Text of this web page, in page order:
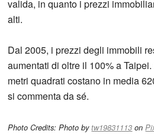
valida, in quanto i prezzi
alti.
Dal 2005, i prezzi degli immobili
aumentati di oltre il 100% a
metri quadrati costano in media
si commenta da sé.
Photo Credits: Photo bytw19831113 on